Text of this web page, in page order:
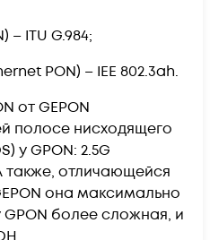
– ITU G.984;
PON) – IEE 802.3ah.
от GEPON
полосе нисходящего
у GPON: 2.5G
также, отличающейся
она максимально
более сложная, и